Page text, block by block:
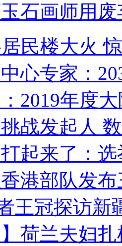
石画师用
居民楼大火
心专家：
2019年度
战发起人
起来了：
港部队发
王冠探访新
】荷兰夫妇